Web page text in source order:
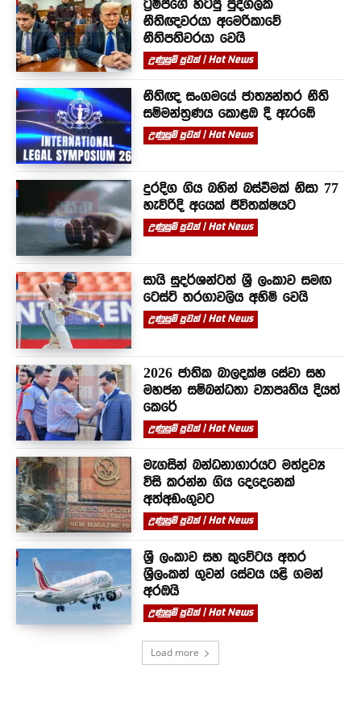
ට්‍රම්ප්ගේ හිටපු පුද්ගලික
නීතිඥවරයා අමෙරිකාවේ
නීතිපතිවරයා වෙයි
උණුසුම් පුවත් | Hot News
නීතිඥ සංගමයේ ජාත්‍යන්තර නීති
සම්මන්ත්‍රණය කොළඹ දී ඇරඹේ
උණුසුම් පුවත් | Hot News
දුරදිග ගිය බහින් බස්වීමක් නිසා 77
හැවිරිදි අයෙක් ජීවිතක්ෂයට
උණුසුම් පුවත් | Hot News
සායි සුදර්ශන්ටත් ශ්‍රී ලංකාව සමඟ
ටෙස්ට් තරගාවලිය අහිමි වෙයි
උණුසුම් පුවත් | Hot News
2026 ජාතික බාලදක්ෂ සේවා සහ
මහජන සම්බන්ධතා ව්‍යාපෘතිය දියත්
කෙරේ
උණුසුම් පුවත් | Hot News
මැගසින් බන්ධනාගාරයට මත්ද්‍රව්‍ය
විසි කරන්න ගිය දෙදෙනෙක්
අත්අඩංගුවට
උණුසුම් පුවත් | Hot News
ශ්‍රී ලංකාව සහ කුවේටය අතර
ශ්‍රීලංකන් ගුවන් සේවය යළි ගමන්
අරඹයි
උණුසුම් පුවත් | Hot News
Load more